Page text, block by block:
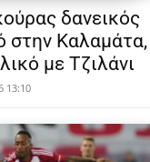
δανεικός
στην Καλαμάτα,
με Τζιλάνι
13:10